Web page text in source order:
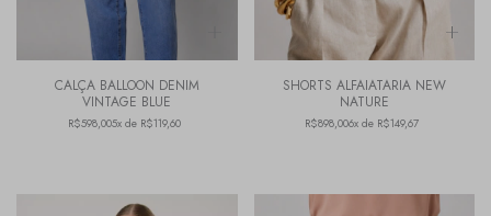
CALÇA BALLOON DENIM
VINTAGE BLUE
R$598,005x de R$119,60
SHORTS ALFAIATARIA NEW
NATURE
R$898,006x de R$149,67